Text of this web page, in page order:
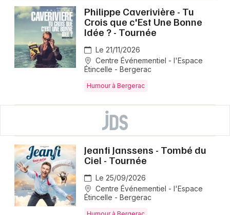
Philippe Caverivière - Tu
Crois que c'Est Une Bonne
Idée ? - Tournée
Le 21/11/2026
Centre Événementiel - l'Espace
Étincelle - Bergerac
Humour à Bergerac
Jeanfi Janssens - Tombé du
Ciel - Tournée
Le 25/09/2026
Centre Événementiel - l'Espace
Étincelle - Bergerac